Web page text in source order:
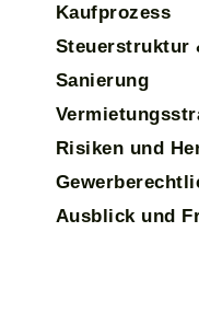
Kaufprozess
Steuerstruktur
Sanierung
Risiken und
Ausblick und